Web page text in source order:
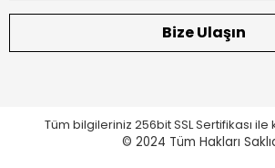
Bize Ulaşın
Tüm bilgileriniz 256bit SSL Sertifikası
© 2024 Tüm Hakları